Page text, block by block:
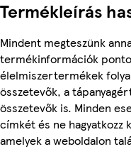
Termékleírás
Mindent megteszünk
termékinformációk
élelmiszertermékek
összetevők, a
összetevők is. Minden
címkét és ne hagyatkozz
amelyek a weboldalon